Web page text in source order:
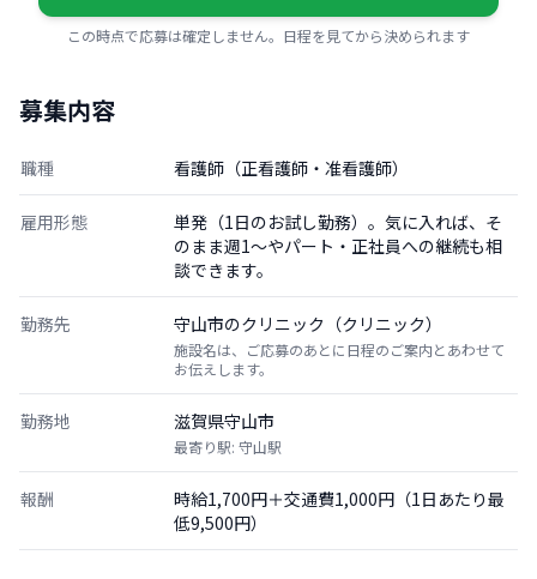
この時点で応募は確定しません。日程を見てから決められます
募集内容
職種 看護師（正看護師・准看護師）
雇用形態
単発（1日のお試し勤務）。気に入れば、そ
のまま週1〜やパート・正社員への継続も相
談できます。
勤務先 守山市のクリニック（クリニック）
施設名は、ご応募のあとに日程のご案内とあわせて
お伝えします。
勤務地 滋賀県守山市
最寄り駅: 守山駅
報酬
時給1,700円＋交通費1,000円（1日あたり最
低9,500円）